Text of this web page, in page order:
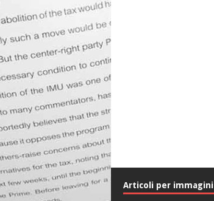
Articoli per immagini